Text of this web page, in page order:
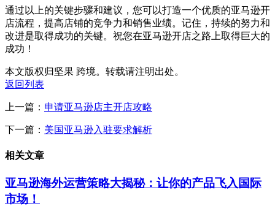
通过以上的关键步骤和建议，您可以打造一个优质的亚马逊开
店流程，提高店铺的竞争力和销售业绩。记住，持续的努力和
改进是取得成功的关键。祝您在亚马逊开店之路上取得巨大的
成功！
本文版权归坚果 跨境。转载请注明出处。
返回列表
上一篇： 申请亚马逊店主开店攻略
下一篇： 美国亚马逊入驻要求解析
相关文章
亚马逊海外运营策略大揭秘：让你的产品飞入国际
市场！